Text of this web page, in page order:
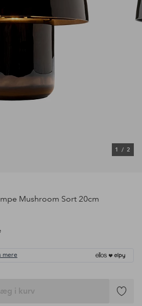
1 / 2
Mushroom Sort 20cm
mere
i kurv
Tilføj